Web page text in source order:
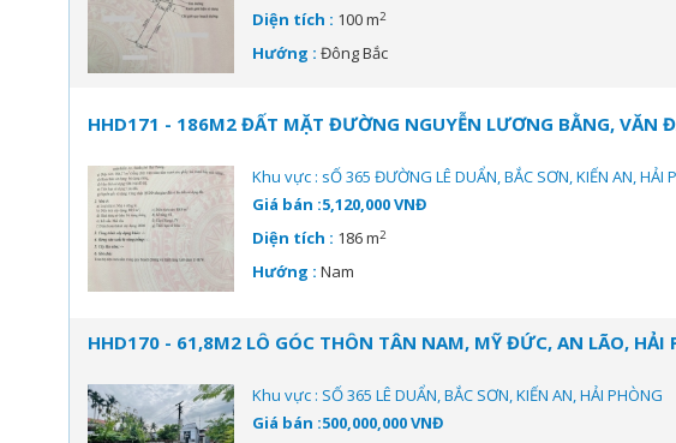
Diện tích : 100 m2
Hướng : Đông Bắc
HHD171 - 186M2 ĐẤT MẶT ĐƯỜNG NGUYỄN LƯƠNG BẰNG, VĂN
Khu vực : sỐ 365 ĐƯỜNG LÊ DUẨN, BẮC SƠN, KIẾN AN, HẢI
Giá bán :5,120,000 VNĐ
Diện tích : 186 m2
Hướng : Nam
HHD170 - 61,8M2 LÔ GÓC THÔN TÂN NAM, MỸ ĐỨC, AN LÃO, HẢI
Khu vực : SỐ 365 LÊ DUẨN, BẮC SƠN, KIẾN AN, HẢI PHÒNG
Giá bán :500,000,000 VNĐ